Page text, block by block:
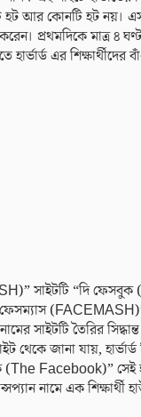
আর কোনটি হট নয়।
করেন। প্রথমদিকে মাত্র
এর শিক্ষার্থীদের
সাইটটি “দি
সাইটটি তৈরির
জানা যায়, হার্ভার্ড
(The Facebook)” সেই
নামে এক